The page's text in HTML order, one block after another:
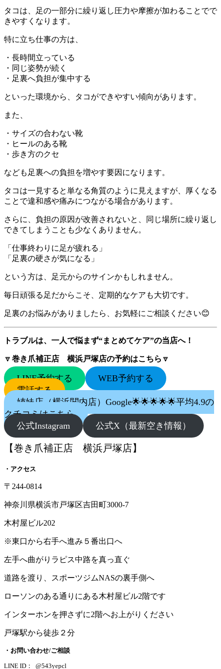
タコは、足の一部分に繰り返し圧力や摩擦が加わることでで
きやすくなります。
特に立ち仕事の方は、
・長時間立っている
・同じ姿勢が続く
・足裏へ負担が集中する
といった環境から、タコができやすい傾向があります。
また、
・サイズの合わない靴
・ヒールのある靴
・歩き方のクセ
なども足裏への負担を増やす要因になります。
タコは一見すると単なる角質のように見えますが、厚くなる
ことで違和感や痛みにつながる場合があります。
さらに、負担の原因が改善されないと、同じ場所に繰り返し
できてしまうことも少なくありません。
「仕事終わりに足が疲れる」
「足裏の硬さが気になる」
という方は、足元からのサインかもしれません。
毎日頑張る足だからこそ、定期的なケアも大切です。
足裏のお悩みがありましたら、お気軽にご相談ください😊
トラブルは、一人で悩まず“まとめてケア”の当店へ！
🔽 巻き爪補正店 横浜戸塚店の予約はこちら 🔽
LINE予約する
WEB予約する
電話する
姉妹店（横浜関内店）Google🌟🌟🌟🌟🌟平均4.9の
クチコミはこちら
公式Instagram
公式X（最新空き情報）
【巻き爪補正店 横浜戸塚店】
・アクセス
〒244-0814
神奈川県横浜市戸塚区吉田町3000-7
木村屋ビル202
※東口から右手へ進み５番出口へ
左手へ曲がりラピス中路を真っ直ぐ
道路を渡り、スポーツジムNASの裏手側へ
ローソンのある通りにある木村屋ビル2階です
インターホンを押さずに2階へお上がりください
戸塚駅から徒歩２分
・お問い合わせ/ご相談
LINE ID： @543yepcl